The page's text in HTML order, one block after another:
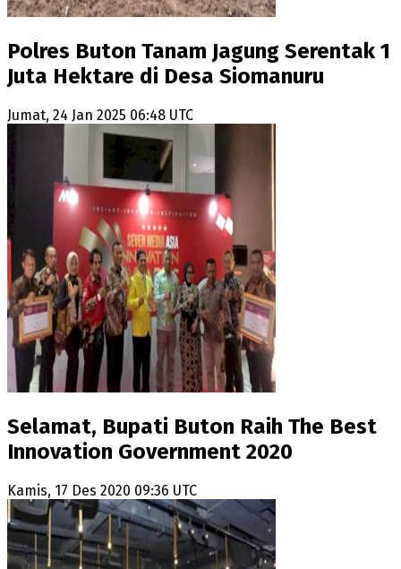
Polres Buton Tanam Jagung Serentak 1
Juta Hektare di Desa Siomanuru
Jumat, 24 Jan 2025 06:48 UTC
Selamat, Bupati Buton Raih The Best
Innovation Government 2020
Kamis, 17 Des 2020 09:36 UTC